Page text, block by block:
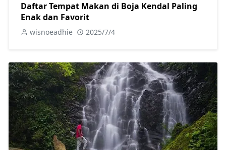
Daftar Tempat Makan di Boja Kendal Paling
Enak dan Favorit
wisnoeadhie 2025/7/4